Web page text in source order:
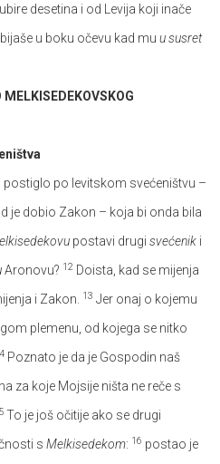
desetina i od Levija koji inače
u boku očevu kad mu u susret
postiglo po levitskom svećeništvu –
je dobio Zakon – koja bi onda bila
postavi drugi svećenik i
Aronovu? 12 Doista, kad se mijenja
i Zakon.
13 Jer onaj o kojemu
plemenu, od kojega se nitko
Poznato je da je Gospodin naš
za koje Mojsije ništa ne reče s
To je još očitije ako se drugi
s Melkisedekom: 16 postao je